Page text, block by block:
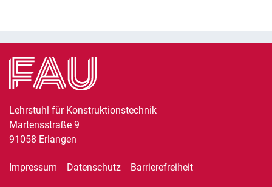
Lehrstuhl für Konstruktionstechnik
Martensstraße 9
91058 Erlangen
Impressum Datenschutz Barrierefreiheit